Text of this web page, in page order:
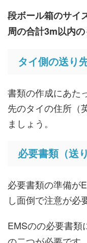
段ボール箱のサイ
周の合計3m以内の
タイ側の送り
書類の作成にあた
先のタイの住所（
ましょう。
必要書類（送
必要書類の準備が
し面倒で注意が必
EMSのの必要書類